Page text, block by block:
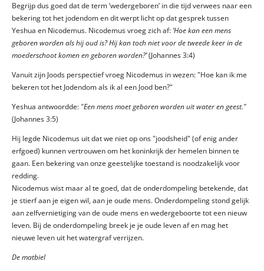
Begrijp dus goed dat de term ‘wedergeboren’ in die tijd verwees naar een
bekering tot het jodendom en dit werpt licht op dat gesprek tussen
Yeshua en Nicodemus. Nicodemus vroeg zich af:‘Hoe kan een mens
geboren worden als hij oud is? Hij kan toch niet voor de tweede keer in de
moederschoot komen en geboren worden?’(Johannes 3:4)
Vanuit zijn Joods perspectief vroeg Nicodemus in wezen: "Hoe kan ik me
bekeren tot het Jodendom als ik al een Jood ben?"
Yeshua antwoordde: "Een mens moet geboren worden uit water en geest."
(Johannes 3:5)
Hij legde Nicodemus uit dat we niet op ons "joodsheid" (of enig ander
erfgoed) kunnen vertrouwen om het koninkrijk der hemelen binnen te
gaan. Een bekering van onze geestelijke toestand is noodzakelijk voor
redding.
Nicodemus wist maar al te goed, dat de onderdompeling betekende, dat
je stierf aan je eigen wil, aan je oude mens. Onderdompeling stond gelijk
aan zelfvernietiging van de oude mens en wedergeboorte tot een nieuw
leven. Bij de onderdompeling breek je je oude leven af en mag het
nieuwe leven uit het watergraf verrijzen.
De matbiel